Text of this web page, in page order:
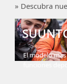
» Descubra
El modelo